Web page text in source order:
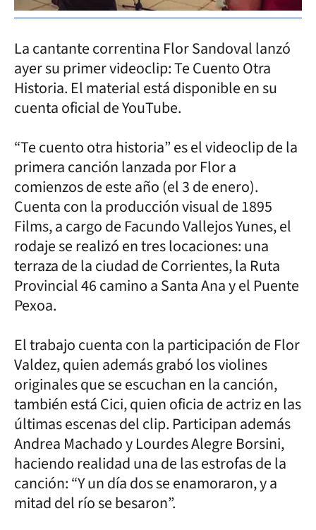
La cantante correntina Flor Sandoval lanzó
ayer su primer videoclip: Te Cuento Otra
Historia. El material está disponible en su
cuenta oficial de YouTube.
“Te cuento otra historia” es el videoclip de la
primera canción lanzada por Flor a
comienzos de este año (el 3 de enero).
Cuenta con la producción visual de 1895
Films, a cargo de Facundo Vallejos Yunes, el
rodaje se realizó en tres locaciones: una
terraza de la ciudad de Corrientes, la Ruta
Provincial 46 camino a Santa Ana y el Puente
Pexoa.
El trabajo cuenta con la participación de Flor
Valdez, quien además grabó los violines
originales que se escuchan en la canción,
también está Cici, quien oficia de actriz en las
últimas escenas del clip. Participan además
Andrea Machado y Lourdes Alegre Borsini,
haciendo realidad una de las estrofas de la
canción: “Y un día dos se enamoraron, y a
mitad del río se besaron”.